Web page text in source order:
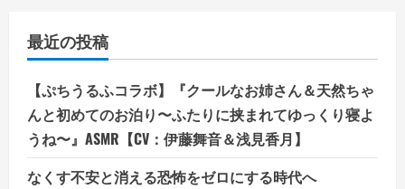
最近の投稿
【ぷちうるふコラボ】『クールなお姉さん＆天然ちゃ
んと初めてのお泊り〜ふたりに挟まれてゆっくり寝よ
うね〜』ASMR【CV：伊藤舞音＆浅見香月】
なくす不安と消える恐怖をゼロにする時代へ